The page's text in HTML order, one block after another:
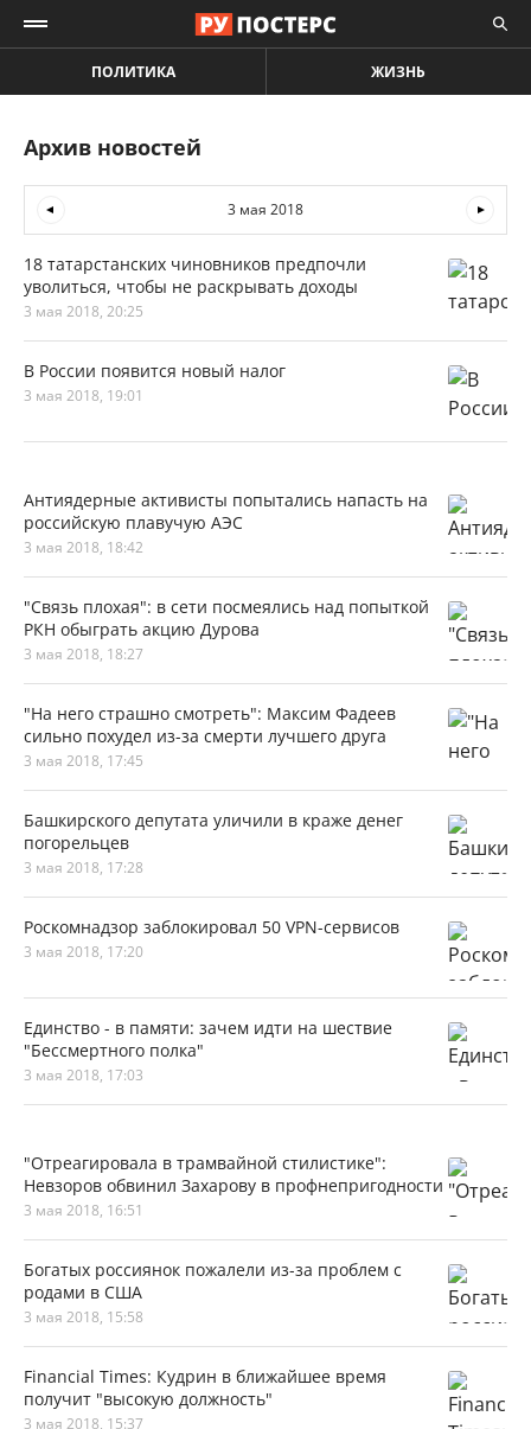
ПОЛИТИКА ЖИЗНЬ
Архив новостей
3 мая 2018
18 татарстанских чиновников предпочли
уволиться, чтобы не раскрывать доходы
3 мая 2018, 20:25
В России появится новый налог
3 мая 2018, 19:01
Антиядерные активисты попытались напасть на
российскую плавучую АЭС
3 мая 2018, 18:42
"Связь плохая": в сети посмеялись над попыткой
РКН обыграть акцию Дурова
3 мая 2018, 18:27
"На него страшно смотреть": Максим Фадеев
сильно похудел из-за смерти лучшего друга
3 мая 2018, 17:45
Башкирского депутата уличили в краже денег
погорельцев
3 мая 2018, 17:28
Роскомнадзор заблокировал 50 VPN-сервисов
3 мая 2018, 17:20
Единство - в памяти: зачем идти на шествие
"Бессмертного полка"
3 мая 2018, 17:03
"Отреагировала в трамвайной стилистике":
Невзоров обвинил Захарову в профнепригодности
3 мая 2018, 16:51
Богатых россиянок пожалели из-за проблем с
родами в США
3 мая 2018, 15:58
Financial Times: Кудрин в ближайшее время
получит "высокую должность"
3 мая 2018, 15:37